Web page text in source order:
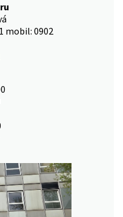
mobil: 0902